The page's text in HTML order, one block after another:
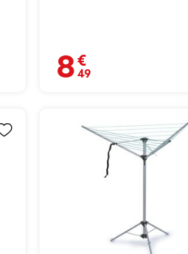
8,49 €